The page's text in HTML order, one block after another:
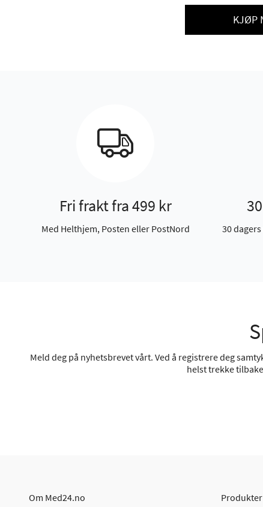
KJØP
Fri frakt fra 499 kr
Med Helthjem, Posten eller PostNord
30
Meld deg på nyhetsbrevet vårt. Ved å registrere deg
helst trekke
Om Med24.no